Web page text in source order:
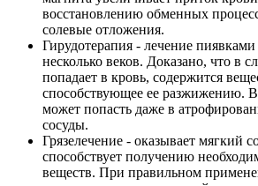
восстановлению обменных
солевые отложения.
Гирудотерапия - лечение пиявками
несколько веков. Доказано, что в
попадает в кровь, содержится
способствующее ее разжижению. В
может попасть даже в
сосуды.
Грязелечение - оказывает мягкий
способствует получению
веществ. При правильном